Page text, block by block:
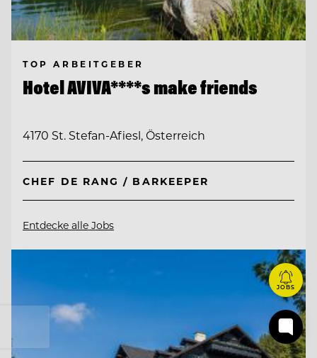
TOP ARBEITGEBER
Hotel AVIVA****s make friends
4170 St. Stefan-Afiesl, Österreich
CHEF DE RANG / BARKEEPER
Entdecke alle Jobs
JOBS